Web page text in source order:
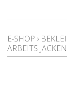
E-SHOP ›
ARBEITS JACKEN